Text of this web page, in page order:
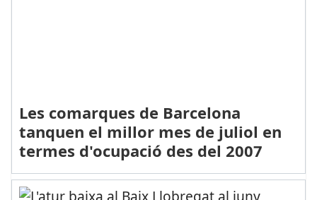
Les comarques de Barcelona
tanquen el millor mes de juliol en
termes d'ocupació des del 2007